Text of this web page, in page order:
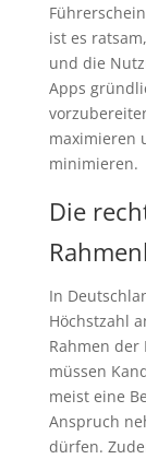
ist es
und die
Apps
maximieren
minimieren.
Die
In
Höchstzahl
Rahmen
müssen
meist eine
Anspruch
dürfen.